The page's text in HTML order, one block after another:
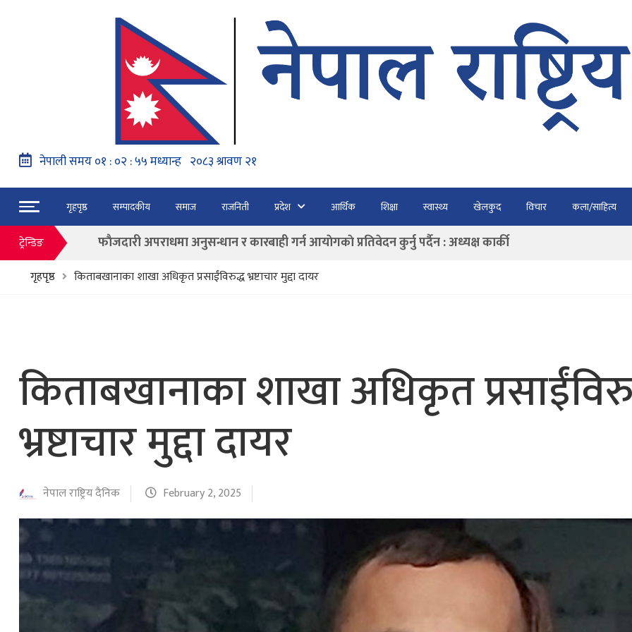
गृहपृष्ठ सम्पादकीय समाज राजनिती प्रदेश आर्थिक शिक्षा स्वास्थ्य खेलकुद विचार कला/साहित्य
ट्रेन्डिङ
नेपाल वायुसेवाको राहत उडानमार्फत १५७ यात्रु भैरहवाबाट काठमाडौं ल्याइए
हङ्गेरी सरकारले एकल मुद्राको रुपमा ‘युरो’ लागु नगर्ने
फाैजदारी अपराधमा अनुसन्धान र कारबाही गर्न आयाेगकाे प्रतिवेदन कुर्नु पर्दैन : अध्यक्ष कार्की
बाढी पहिरोका कारण मृत्यु हुनेको संख्या ६० पुग्यो
गृहपृष्ठ किताबखानाका शाखा अधिकृत प्रसाईंविरुद्ध भ्रष्टाचार मुद्दा दायर
किताबखानाका शाखा अधिकृत
भ्रष्टाचार मुद्दा दायर
नेपाल राष्ट्रिय दैनिक February 2, 2025